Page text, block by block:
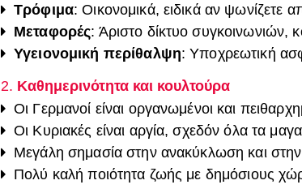
Τρόφιμα: Οικονομικά, ειδικά αν ψωνίζετε
Μεταφορές: Άριστο δίκτυο συγκοινωνιών,
Υγειονομική περίθαλψη: Υποχρεωτική
2. Καθημερινότητα και κουλτούρα
Οι Γερμανοί είναι οργανωμένοι και
Οι Κυριακές είναι αργία, σχεδόν όλα τα
Μεγάλη σημασία στην ανακύκλωση και στην
Πολύ καλή ποιότητα ζωής με δημόσιους